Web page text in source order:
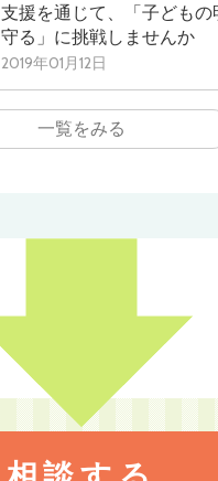
支援を通じて、「子どもの
守る」に挑戦しませんか
2019年01月12日
一覧をみる